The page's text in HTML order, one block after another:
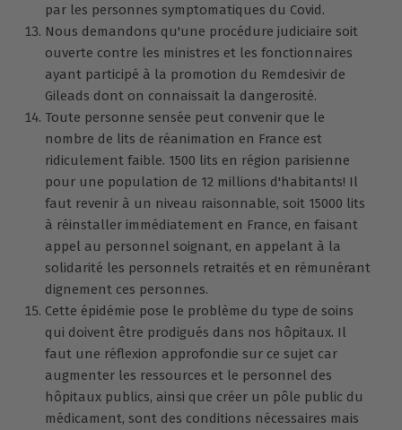
par les personnes symptomatiques du Covid.
Nous demandons qu'une procédure judiciaire soit
ouverte contre les ministres et les fonctionnaires
ayant participé à la promotion du Remdesivir de
Gileads dont on connaissait la dangerosité.
Toute personne sensée peut convenir que le
nombre de lits de réanimation en France est
ridiculement faible. 1500 lits en région parisienne
pour une population de 12 millions d'habitants! Il
faut revenir à un niveau raisonnable, soit 15000 lits
à réinstaller immédiatement en France, en faisant
appel au personnel soignant, en appelant à la
solidarité les personnels retraités et en rémunérant
dignement ces personnes.
Cette épidémie pose le problème du type de soins
qui doivent être prodigués dans nos hôpitaux. Il
faut une réflexion approfondie sur ce sujet car
augmenter les ressources et le personnel des
hôpitaux publics, ainsi que créer un pôle public du
médicament, sont des conditions nécessaires mais